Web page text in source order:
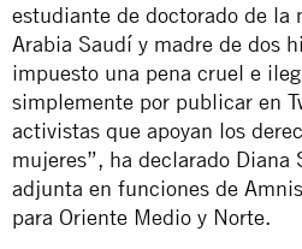
estudiante de doctorado de la
Arabia Saudí y madre de dos
impuesto una pena cruel e
simplemente por publicar en
activistas que apoyan los
mujeres”, ha declarado Diana
adjunta en funciones de
para Oriente Medio y Norte.